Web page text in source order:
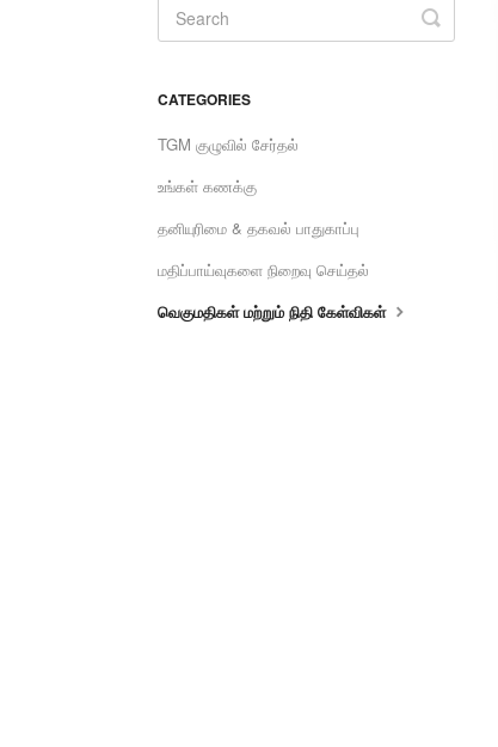
Toggle
Search
CATEGORIES
TGM குழுவில் சேர்தல்
உங்கள் கணக்கு
தனியுரிமை & தகவல் பாதுகாப்பு
மதிப்பாய்வுகளை நிறைவு செய்தல்
வெகுமதிகள் மற்றும் நிதி கேள்விகள்